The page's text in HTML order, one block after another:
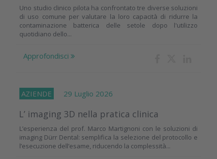
Uno studio clinico pilota ha confrontato tre diverse soluzioni
di uso comune per valutare la loro capacità di ridurre la
contaminazione batterica delle setole dopo l'utilizzo
quotidiano dello...
Approfondisci
AZIENDE 29 Luglio 2026
L’ imaging 3D nella pratica clinica
L’esperienza del prof. Marco Martignoni con le soluzioni di
imaging Dürr Dental: semplifica la selezione del protocollo e
l’esecuzione dell’esame, riducendo la complessità...